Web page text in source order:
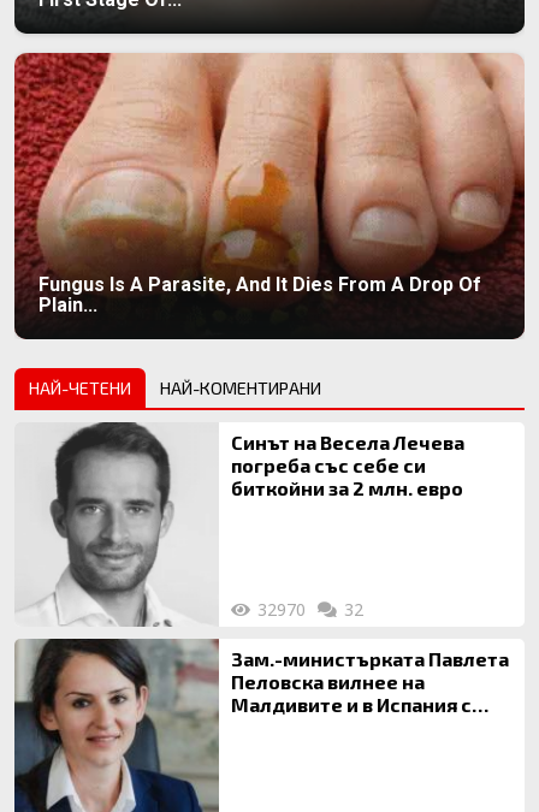
Fungus Is A Parasite, And It Dies From A Drop Of
Plain...
НАЙ-ЧЕТЕНИ НАЙ-КОМЕНТИРАНИ
Синът на Весела Лечева
погреба със себе си
биткойни за 2 млн. евро
32970 32
Зам.-министърката Павлета
Пеловска вилнее на
Малдивите и в Испания с